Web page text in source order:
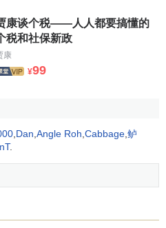
业的
度，还包括其诚信纳税的情
誉的重要尺度。只有诚信纳税
誉和更多的商机。
强征纳双方的诚信度。诚信
康谈个税——人人都要搞懂的
税和社保新政
康
¥99
Dan Angle Roh Cabbage 鲈
.